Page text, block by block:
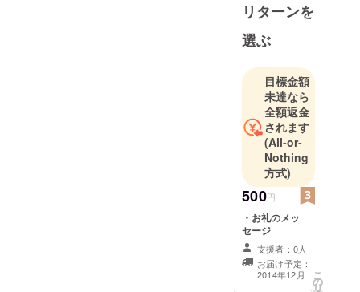
レンジとし
て購入しや
すい価格の
可愛い成人
式用の
髪飾りの制
作にチャレ
ンジしたい
と思い、こ
のプロジェ
クトをス
タート致し
ました。
華やかなお
花で皆さま
を癒せる事
リターンを
選ぶ
目標金額
未達なら
全額返金
されます
(All-or-
Nothing
方式)
500円
・お礼のメッ
セージ
支援者：0人
お届け予定：
2014年12月
こ
の
リ